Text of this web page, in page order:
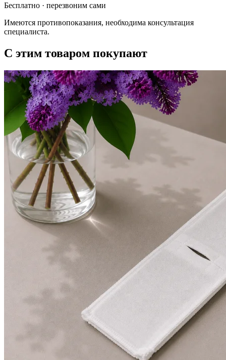
Бесплатно · перезвоним сами
Имеются противопоказания, необходима консультация
специалиста.
С этим товаром покупают